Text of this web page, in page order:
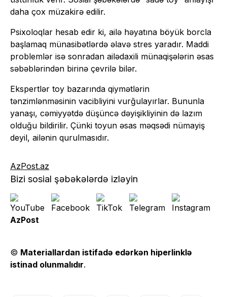
daha çox müzakirə edilir.
Psixoloqlar hesab edir ki, ailə həyatına böyük borcla
başlamaq münasibətlərdə əlavə stres yaradır. Maddi
problemlər isə sonradan ailədaxili münaqişələrin əsas
səbəblərindən birinə çevrilə bilər.
Ekspertlər toy bazarında qiymətlərin
tənzimlənməsinin vacibliyini vurğulayırlar. Bununla
yanaşı, cəmiyyətdə düşüncə dəyişikliyinin də lazım
olduğu bildirilir. Çünki toyun əsas məqsədi nümayiş
deyil, ailənin qurulmasıdır.
AzPost.az
Bizi sosial şəbəkələrdə izləyin
AzPost
© Materiallardan istifadə edərkən hiperlinklə
istinad olunmalıdır.